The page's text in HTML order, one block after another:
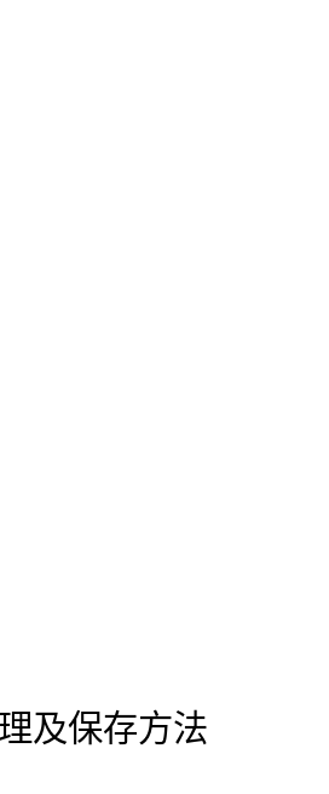
及保存方法